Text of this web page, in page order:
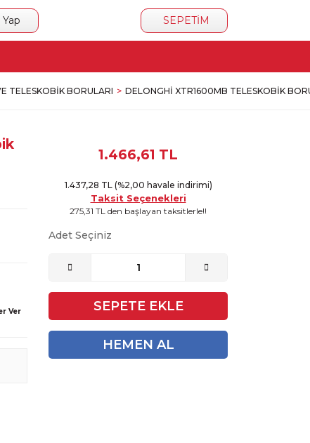
SEPETİM
TELESKOBIK BORULARI DELONGHI XTR1600MB TELESKOBIK
Ver
1.466,61 TL
1.437,28 TL (%2,00 havale indirimi)
Taksit Seçenekleri
275,31 TL den başlayan taksitlerle!!
Adet Seçiniz
SEPETE EKLE
HEMEN AL